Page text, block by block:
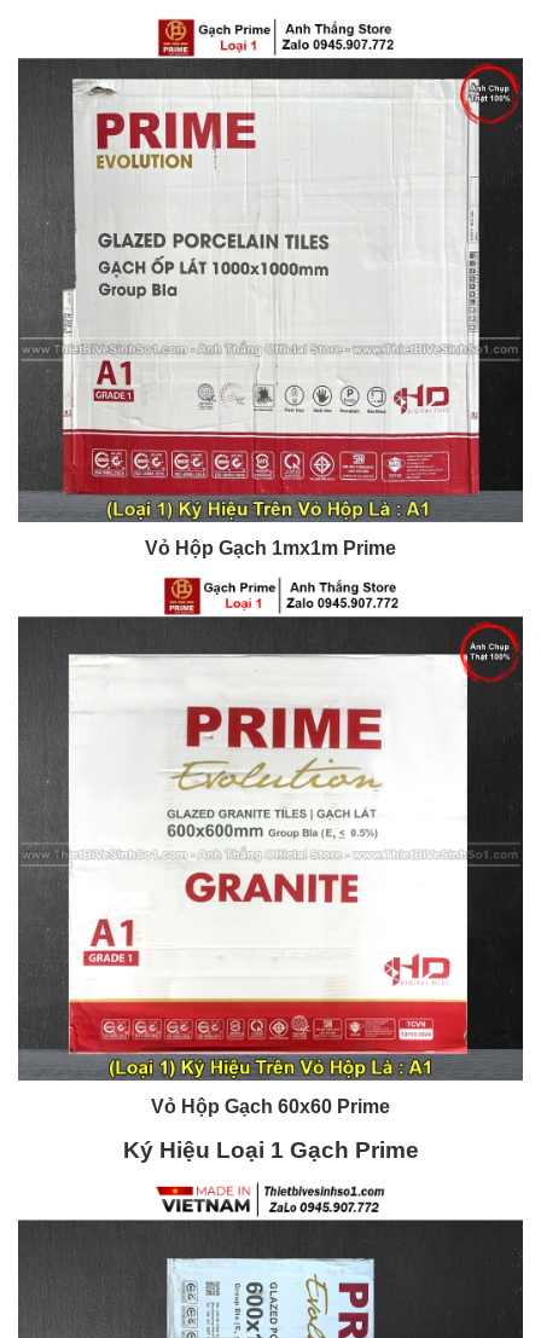
Vỏ Hộp Gạch 1mx1m Prime
Vỏ Hộp Gạch 60x60 Prime
Ký Hiệu Loại 1 Gạch Prime